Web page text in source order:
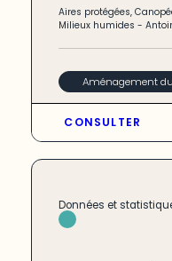
Aires protégées,
Milieux humides -
Aménagement
CONSULTER
Données et